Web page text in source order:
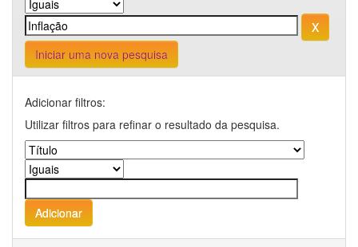
Iniciar uma nova pesquisa
Adicionar filtros:
Utilizar filtros para refinar o resultado da pesquisa.